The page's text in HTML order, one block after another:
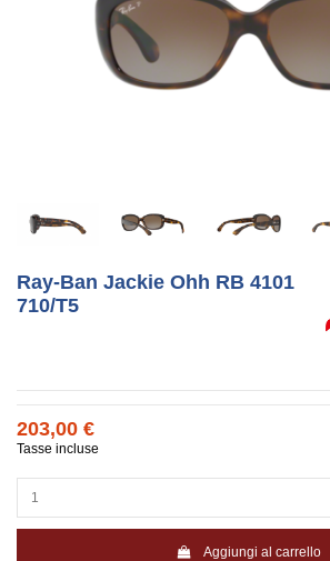
Ray-Ban Jackie Ohh RB 4101
710/T5
203,00 €
Tasse incluse
Aggiungi al carrello